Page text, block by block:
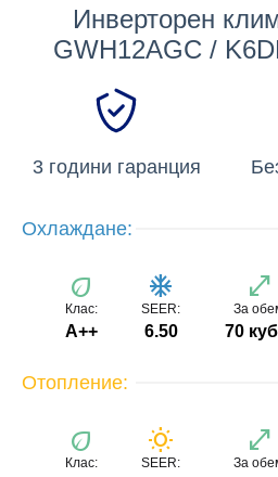
Инверторен
GWH12AGC /
3 години гаранция
Охлаждане:
eco
Клас:
A++
ac_unit
SEER:
6.50
open_in_full
За
70
Отопление:
eco
Клас:
wb_sunny
SEER:
open_in_full
За